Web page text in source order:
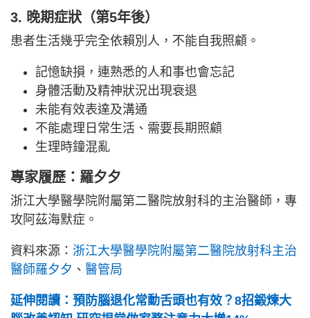
3. 晚期症狀（第5年後）
患者生活幾乎完全依賴別人，不能自我照顧。
記憶缺損，連熟悉的人和事也會忘記
身體活動及精神狀況出現衰退
未能有效表達及溝通
不能處理日常生活、需要長期照顧
生理時鐘混亂
專家履歷： 羅夕夕
浙江大學醫學院附屬第二醫院放射科的主治醫師，專
攻阿茲海默症。
資料來源： 浙江大學醫學院附屬第二醫院放射科主治
醫師羅夕夕 、 醫管局
延伸閱讀：預防腦退化常動舌頭也有效？8招鍛煉大